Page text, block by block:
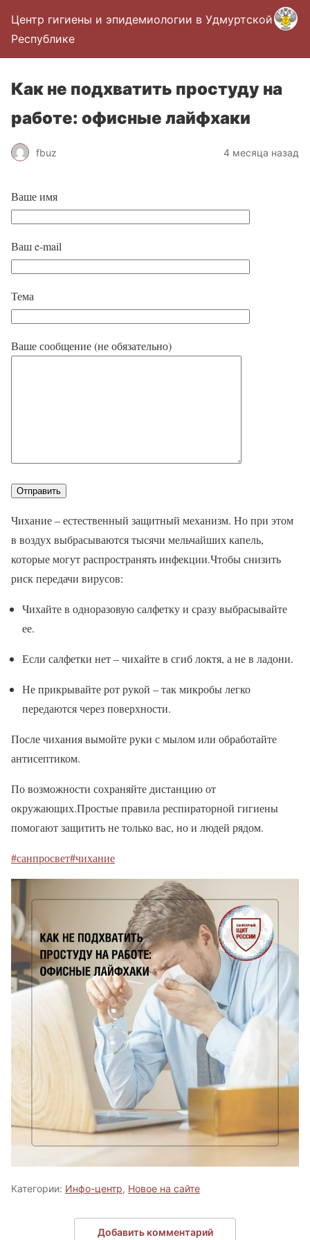
Центр гигиены и эпидемиологии в Удмуртской
Республике
Как не подхватить простуду на
работе: офисные лайфхаки
fbuz 4 месяца назад
Ваше имя
Ваш e-mail
Тема
Ваше сообщение (не обязательно)
Чихание – естественный защитный механизм. Но при этом
в воздух выбрасываются тысячи мельчайших капель,
которые могут распространять инфекции.Чтобы снизить
риск передачи вирусов:
Чихайте в одноразовую салфетку и сразу выбрасывайте
ее.
Если салфетки нет – чихайте в сгиб локтя, а не в ладони.
Не прикрывайте рот рукой – так микробы легко
передаются через поверхности.
После чихания вымойте руки с мылом или обработайте
антисептиком.
По возможности сохраняйте дистанцию от
окружающих.Простые правила респираторной гигиены
помогают защитить не только вас, но и людей рядом.
#санпросвет#чихание
Категории: Инфо-центр, Новое на сайте
Добавить комментарий